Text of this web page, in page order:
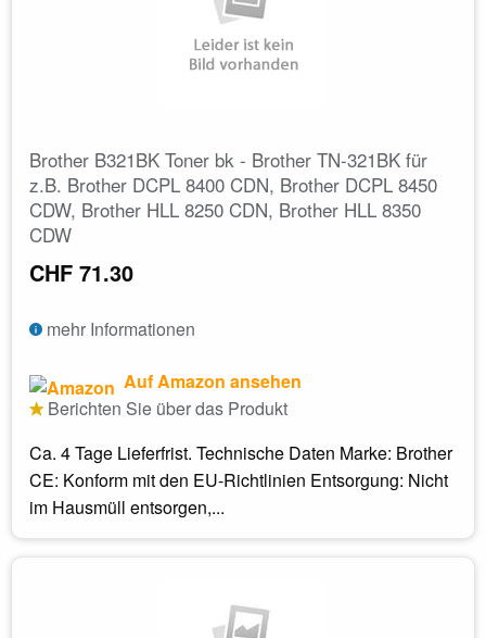
Brother B321BK Toner bk - Brother TN-321BK für
z.B. Brother DCPL 8400 CDN, Brother DCPL 8450
CDW, Brother HLL 8250 CDN, Brother HLL 8350
CDW
CHF 71.30
mehr Informationen
Auf Amazon ansehen
Berichten Sie über das Produkt
Ca. 4 Tage Lieferfrist. Technische Daten Marke: Brother
CE: Konform mit den EU-Richtlinien Entsorgung: Nicht
im Hausmüll entsorgen,...